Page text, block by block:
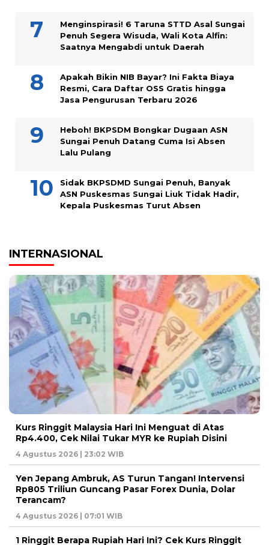
Menginspirasi! 6 Taruna STTD Asal Sungai
Penuh Segera Wisuda, Wali Kota Alfin:
Saatnya Mengabdi untuk Daerah
Apakah Bikin NIB Bayar? Ini Fakta Biaya
Resmi, Cara Daftar OSS Gratis hingga
Jasa Pengurusan Terbaru 2026
Heboh! BKPSDM Bongkar Dugaan ASN
Sungai Penuh Datang Cuma Isi Absen
Lalu Pulang
Sidak BKPSDMD Sungai Penuh, Banyak
ASN Puskesmas Sungai Liuk Tidak Hadir,
Kepala Puskesmas Turut Absen
INTERNASIONAL
Kurs Ringgit Malaysia Hari Ini Menguat di Atas
Rp4.400, Cek Nilai Tukar MYR ke Rupiah Disini
4 Agustus 2026 | 23:02 WIB
Yen Jepang Ambruk, AS Turun Tangan! Intervensi
Rp805 Triliun Guncang Pasar Forex Dunia, Dolar
Terancam?
4 Agustus 2026 | 07:01 WIB
1 Ringgit Berapa Rupiah Hari Ini? Cek Kurs Ringgit